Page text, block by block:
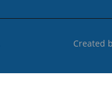
Created